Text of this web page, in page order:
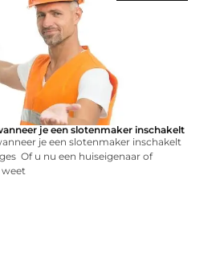
je een slotenmaker inschakelt
je een slotenmaker inschakelt
Of u nu een huiseigenaar of
weet